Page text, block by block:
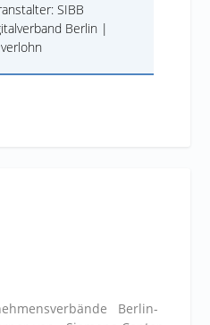
SIBB
Berlin |
Berlin-